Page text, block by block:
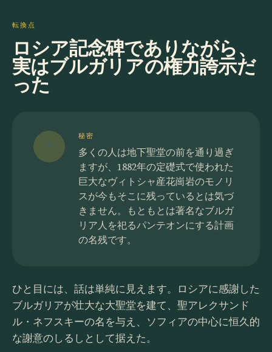
転換点
ロシア記念碑でありながら、
実はブルガリアの権力誇示だ
った
秘密
多くの人は地下聖堂の前を通り過ぎ
ますが、1882年の定礎式で使われた
巨大なヴィトシャ産花崗岩のモノリ
スが今もそこに残っているとは気づ
きません。もともとは著名なブルガ
リア人を祀るパンテオンにする計画
の名残です。
ひと目には、話は単純に見えます。ロシアに感謝した
ブルガリアが壮大な大聖堂を建て、聖アレクサンド
ル・ネフスキーの名を与え、ソフィアの中心に恒久的
な謝意のしるしとして据えた。